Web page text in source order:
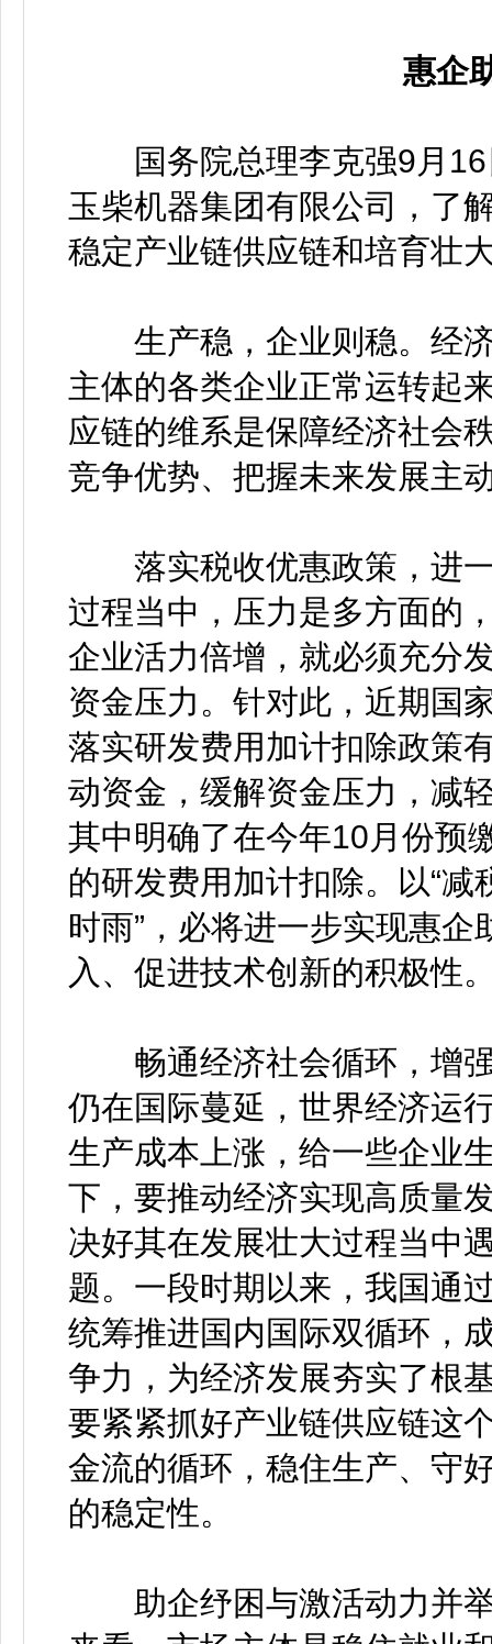
惠企
国务院总理李克强9月16
玉柴机器集团有限公司，了
稳定产业链供应链和培育壮
生产稳，企业则稳。经济
主体的各类企业正常运转起
应链的维系是保障经济社会
竞争优势、把握未来发展主
落实税收优惠政策，进一
过程当中，压力是多方面的
企业活力倍增，就必须充分
资金压力。针对此，近期国
落实研发费用加计扣除政策
动资金，缓解资金压力，减
其中明确了在今年10月份预
的研发费用加计扣除。以“减
时雨”，必将进一步实现惠
入、促进技术创新的积极性
畅通经济社会循环，增强
仍在国际蔓延，世界经济运
生产成本上涨，给一些企业
下，要推动经济实现高质量
决好其在发展壮大过程当中
题。一段时期以来，我国通
统筹推进国内国际双循环，
争力，为经济发展夯实了根
要紧紧抓好产业链供应链这
金流的循环，稳住生产、守
的稳定性。
助企纾困与激活动力并举